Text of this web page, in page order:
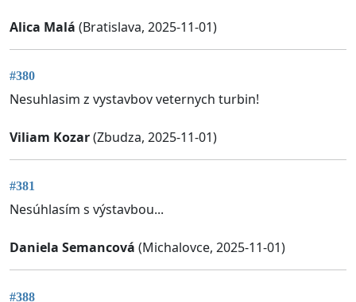
Alica Malá (Bratislava, 2025-11-01)
#380
Nesuhlasim z vystavbov veternych turbin!
Viliam Kozar(Zbudza, 2025-11-01)
#381
Nesúhlasím s výstavbou...
Daniela Semancová (Michalovce, 2025-11-01)
#388